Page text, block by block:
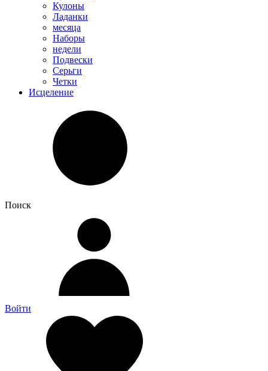
Кулоны
Ладанки
месяца
Наборы
недели
Подвески
Серьги
Четки
Исцеление
Поиск
Войти